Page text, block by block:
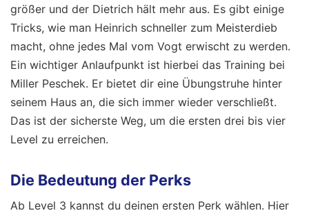
größer und der Dietrich hält mehr aus. Es gibt einige
Tricks, wie man Heinrich schneller zum Meisterdieb
macht, ohne jedes Mal vom Vogt erwischt zu werden.
Ein wichtiger Anlaufpunkt ist hierbei das Training bei
Miller Peschek. Er bietet dir eine Übungstruhe hinter
seinem Haus an, die sich immer wieder verschließt.
Das ist der sicherste Weg, um die ersten drei bis vier
Level zu erreichen.
Die Bedeutung der Perks
Ab Level 3 kannst du deinen ersten Perk wählen. Hier